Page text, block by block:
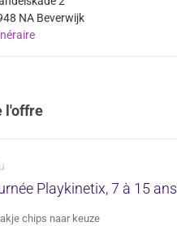
NA Beverwijk
l'offre
Playkinetix, 7 à 15 ans
chips naar keuze